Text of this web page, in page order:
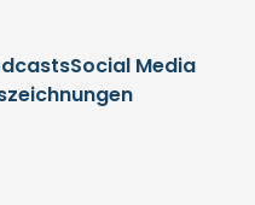
Social Media